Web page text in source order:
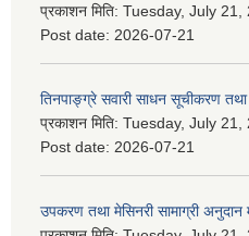
प्रकाशन मिति: Tuesday, July 21,
Post date: 2026-07-21
तिनपाङ्ग्रे सवारी साधन सूचीकरण
प्रकाशन मिति: Tuesday, July 21,
Post date: 2026-07-21
उपकरण तथा मेसिनरी सामाग्री अनुदान